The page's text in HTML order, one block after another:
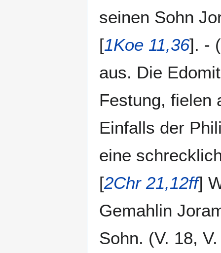
seinen Sohn
[1Koe 11,36]. - (
aus. Die
Festung, fielen
Einfalls der
eine
[2Chr 21,12ff]
Gemahlin
Sohn. (V. 18,